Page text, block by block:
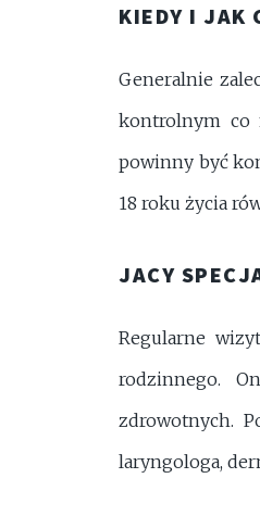
KIEDY I JAK
Generalnie
kontrolnym co
powinny być
18 roku życia
JACY
Regularne
rodzinnego.
zdrowotnych.
laryngologa,